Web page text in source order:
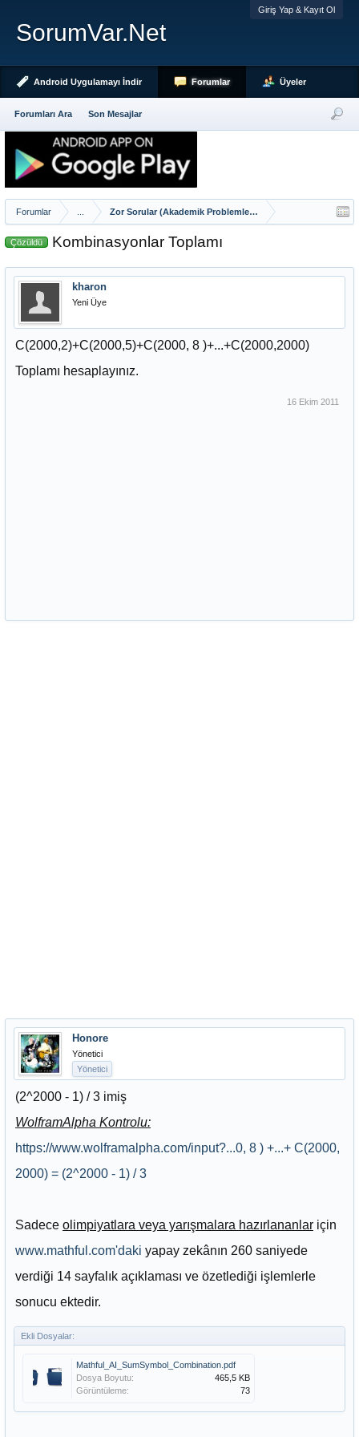
Giriş Yap & Kayıt Ol
Forumlar Zor Sorular (Akademik Problemler Hariç)
Çözüldü Kombinasyonlar Toplamı
kharon
Yeni Üye
C(2000,2)+C(2000,5)+C(2000, 8 )+...+C(2000,2000)
Toplamı hesaplayınız.
16 Ekim 2011
Honore
Yönetici
Yönetici
(2^2000 - 1) / 3 imiş
WolframAlpha Kontrolu:
https://www.wolframalpha.com/input?...0, 8 ) +...+ C(2000,
2000) = (2^2000 - 1) / 3
Sadece olimpiyatlara veya yarışmalara hazırlananlar için
www.mathful.com'daki yapay zekânın 260 saniyede
verdiği 14 sayfalık açıklaması ve özetlediği işlemlerle
sonucu ektedir.
Ekli Dosyalar:
Mathful_AI_SumSymbol_Combination.pdf
Dosya Boyutu:
465,5 KB
Görüntüleme:
73
SorumVar.Net
Android Uygulamayı İndir Forumlar
Forumları Ara Son Mesajlar
Üyeler